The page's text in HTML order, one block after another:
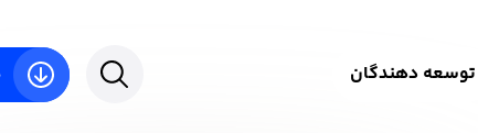
توسعه دهندگان